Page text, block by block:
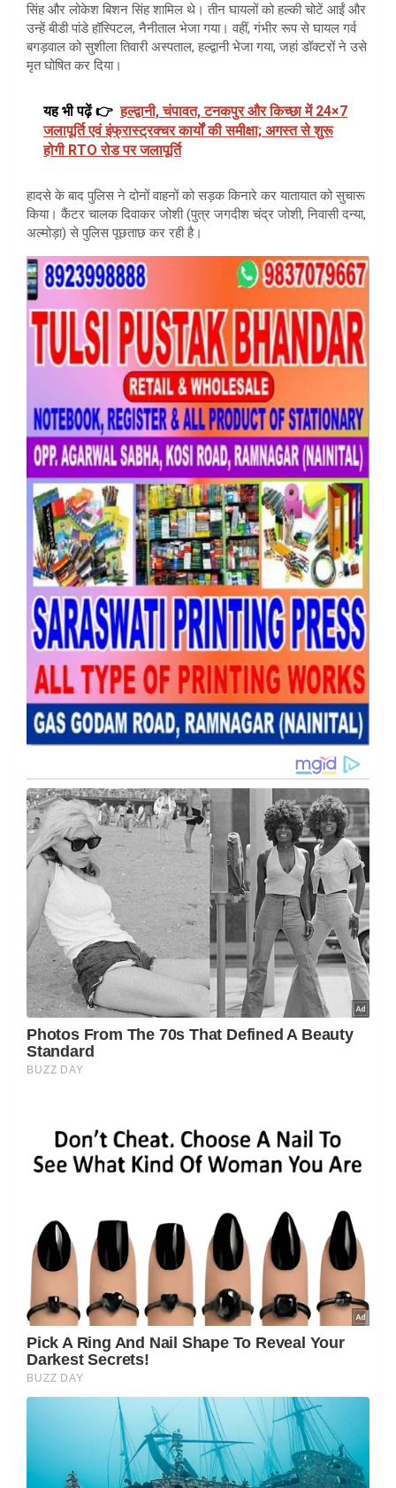
सिंह और लोकेश बिशन सिंह शामिल थे। तीन घायलों को हल्की चोटें आईं और
उन्हें बीडी पांडे हॉस्पिटल, नैनीताल भेजा गया। वहीं, गंभीर रूप से घायल गर्व
बगड़वाल को सुशीला तिवारी अस्पताल, हल्द्वानी भेजा गया, जहां डॉक्टरों ने उसे
मृत घोषित कर दिया।
यह भी पढ़ें 👉 हल्द्वानी, चंपावत, टनकपुर और किच्छा में 24×7
जलापूर्ति एवं इंफ्रास्ट्रक्चर कार्यों की समीक्षा; अगस्त से शुरू
होगी RTO रोड पर जलापूर्ति
हादसे के बाद पुलिस ने दोनों वाहनों को सड़क किनारे कर यातायात को सुचारू
किया। कैंटर चालक दिवाकर जोशी (पुत्र जगदीश चंद्र जोशी, निवासी दन्या,
अल्मोड़ा) से पुलिस पूछताछ कर रही है।